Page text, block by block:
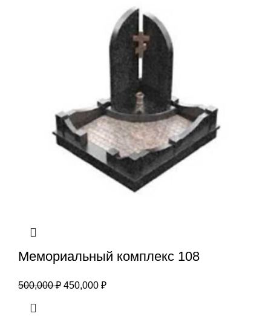
Мемориальный комплекс 108
500,000₽ 450,000 ₽